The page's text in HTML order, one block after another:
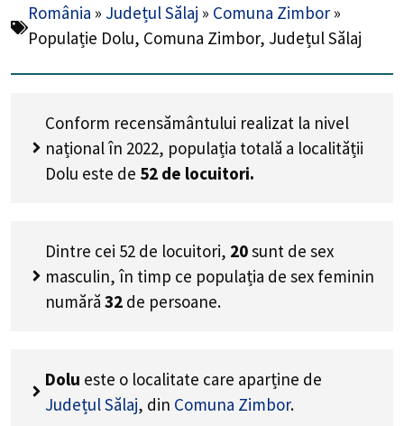
România » Județul Sălaj » Comuna Zimbor »
Populație Dolu, Comuna Zimbor, Județul Sălaj
Conform recensământului realizat la nivel
național în 2022, populația totală a localității
Dolu este de 52 de locuitori.
Dintre cei 52 de locuitori, 20sunt de sex
masculin, în timp ce populația de sex feminin
numără 32 de persoane.
Dolu este o localitate care aparține de
Județul Sălaj, din Comuna Zimbor.